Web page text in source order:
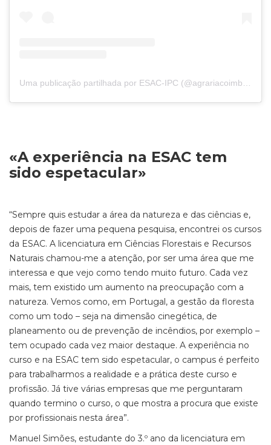
Uma publicação partilhada por ESAC-IPC (@agrariacoimbra)
«A experiência na ESAC tem
sido espetacular»
“Sempre quis estudar a área da natureza e das ciências e,
depois de fazer uma pequena pesquisa, encontrei os cursos
da ESAC. A licenciatura em Ciências Florestais e Recursos
Naturais chamou-me a atenção, por ser uma área que me
interessa e que vejo como tendo muito futuro. Cada vez
mais, tem existido um aumento na preocupação com a
natureza. Vemos como, em Portugal, a gestão da floresta
como um todo – seja na dimensão cinegética, de
planeamento ou de prevenção de incêndios, por exemplo –
tem ocupado cada vez maior destaque. A experiência no
curso e na ESAC tem sido espetacular, o campus é perfeito
para trabalharmos a realidade e a prática deste curso e
profissão. Já tive várias empresas que me perguntaram
quando termino o curso, o que mostra a procura que existe
por profissionais nesta área”.
Manuel Simões, estudante do 3.º ano da licenciatura em